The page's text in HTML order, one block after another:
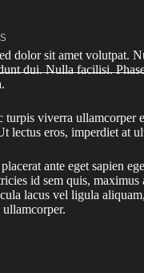
sit amet volutpat.
dui. Nulla facilisi.
viverra
eros, imperdiet at
ante eget sapien
id sem quis,
lacus vel ligula